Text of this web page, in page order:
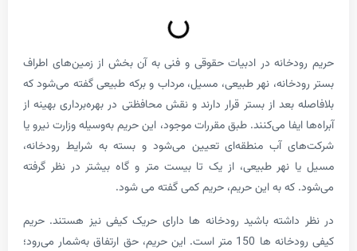
در ادبیات حقوقی و فنی به آن بخش از زمین‌های اطراف
نهر طبیعی، مسیل، مرداب و برکه طبیعی گفته می‌شود که
بعد از بستر قرار دارند و نقش محافظتی در بهره‌برداری بهینه از
می‌کنند. طبق مقررات موجود، این حریم به‌وسیله وزارت نیرو یا
آب منطقه‌ای تعیین می‌شود و بسته به شرایط رودخانه،
طبیعی، از یک تا بیست متر و گاه بیشتر در نظر گرفته
به این حریم، حریم کمی گفته می شود.
باشید رودخانه ها دارای حریک کیفی نیز هستند. حریم
کیفی رودخانه ها 150 متر است. این حریم، حق ارتفاق به‌شمار می‌رود؛